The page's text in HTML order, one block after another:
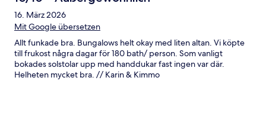
16. März 2026
Mit Google übersetzen
Allt funkade bra. Bungalows helt okay med liten altan. Vi köpte
till frukost några dagar för 180 bath/ person. Som vanligt
bokades solstolar upp med handdukar fast ingen var där.
Helheten mycket bra. // Karin & Kimmo